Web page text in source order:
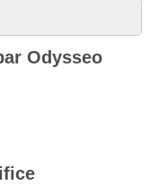
Odysseo